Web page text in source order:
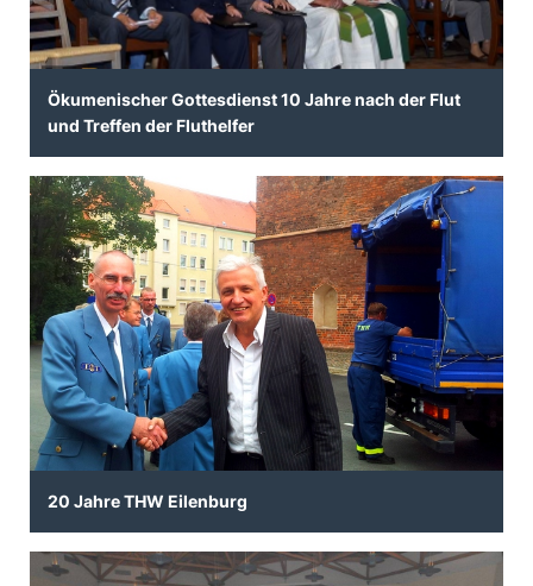
Ökumenischer Gottesdienst 10 Jahre nach der Flut
und Treffen der Fluthelfer
20 Jahre THW Eilenburg